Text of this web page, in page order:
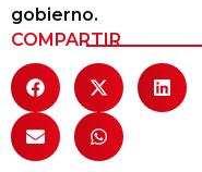
Calendario de Eventos
Revistas Digital
Siguenos
gobierno.
COMPARTIR